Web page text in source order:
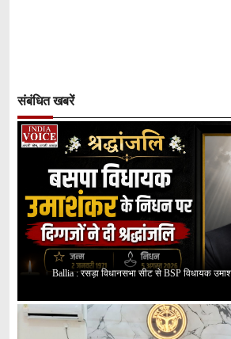
संबंधित खबरें
Ballia : रसड़ा विधानसभा सीट से BSP विधायक